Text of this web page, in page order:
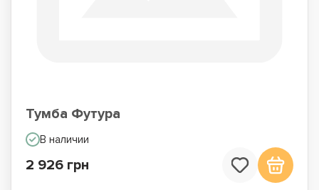
Тумба Футура
В наличии
2 926 грн